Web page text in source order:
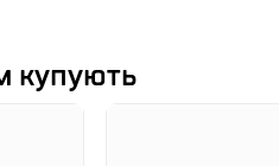
матеріал не сковує
екіпіруванням.
купують